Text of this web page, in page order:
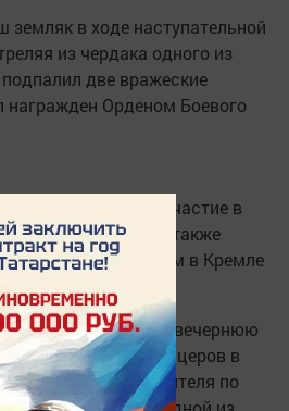
земляк в ходе наступательной
из чердака одного из
две вражеские
Орденом Боевого
Ахтямов принял участие в
Победы. Ему также
в прошедшем в Кремле
Парада.
окончил вечернюю
подготовки офицеров в
заместителя по